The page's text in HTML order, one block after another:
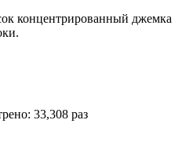
концентрированный джемка
33,308 раз